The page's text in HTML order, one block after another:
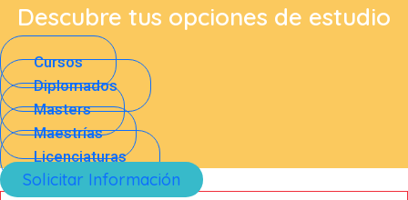
Descubre tus opciones de estudio
Cursos
Diplomados
Masters
Maestrías
Licenciaturas
Solicitar Información